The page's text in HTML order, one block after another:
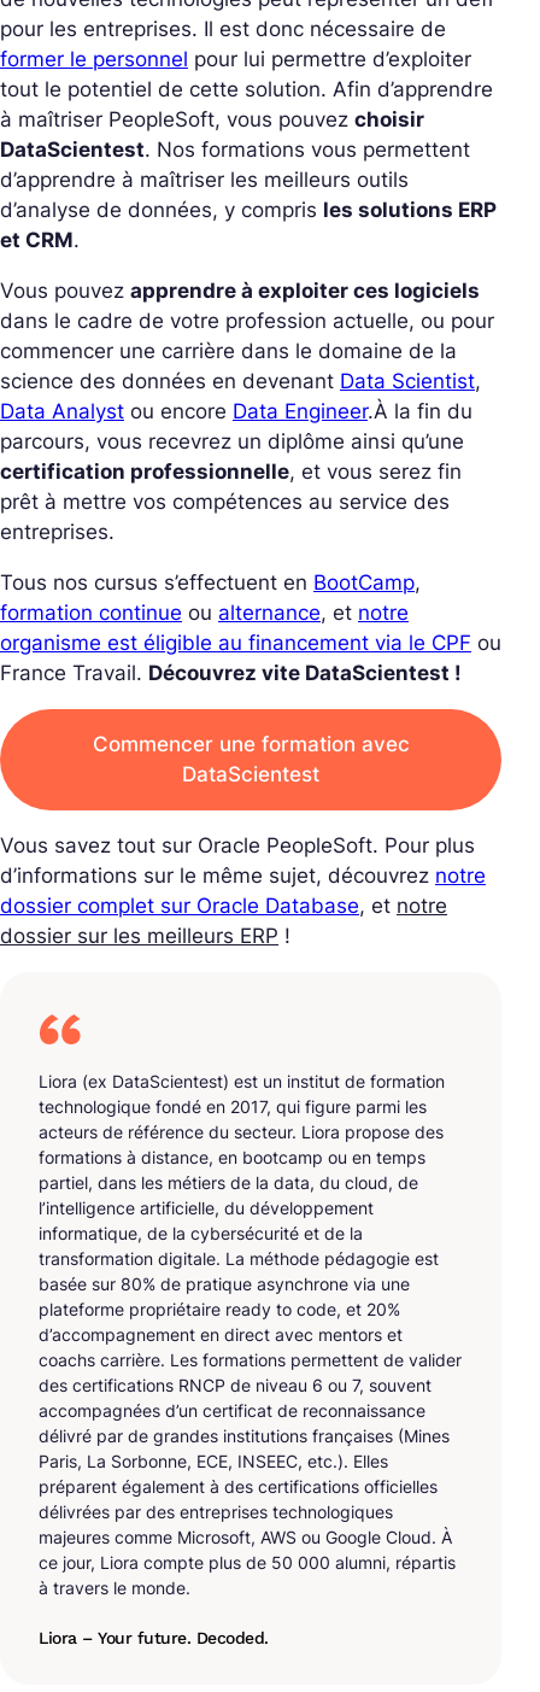
pour les entreprises. Il est donc nécessaire de
former le personnel pour lui permettre d’exploiter
tout le potentiel de cette solution. Afin d’apprendre
à maîtriser PeopleSoft, vous pouvez choisir
DataScientest. Nos formations vous permettent
d’apprendre à maîtriser les meilleurs outils
d’analyse de données, y compris les solutions ERP
et CRM.
Vous pouvez apprendre à exploiter ces logiciels
dans le cadre de votre profession actuelle, ou pour
commencer une carrière dans le domaine de la
science des données en devenant Data Scientist,
Data Analyst ou encore Data Engineer.À la fin du
parcours, vous recevrez un diplôme ainsi qu’une
certification professionnelle, et vous serez fin
prêt à mettre vos compétences au service des
entreprises.
Tous nos cursus s’effectuent en BootCamp,
formation continue ou alternance, et notre
organisme est éligible au financement via le CPF ou
France Travail. Découvrez vite DataScientest !
Commencer une formation avec
DataScientest
Vous savez tout sur Oracle PeopleSoft. Pour plus
d’informations sur le même sujet, découvrez notre
dossier complet sur Oracle Database, et notre
dossier sur les meilleurs ERP !
Liora (ex DataScientest) est un institut de formation
technologique fondé en 2017, qui figure parmi les
acteurs de référence du secteur. Liora propose des
formations à distance, en bootcamp ou en temps
partiel, dans les métiers de la data, du cloud, de
l’intelligence artificielle, du développement
informatique, de la cybersécurité et de la
transformation digitale. La méthode pédagogie est
basée sur 80% de pratique asynchrone via une
plateforme propriétaire ready to code, et 20%
d’accompagnement en direct avec mentors et
coachs carrière. Les formations permettent de valider
des certifications RNCP de niveau 6 ou 7, souvent
accompagnées d’un certificat de reconnaissance
délivré par de grandes institutions françaises (Mines
Paris, La Sorbonne, ECE, INSEEC, etc.). Elles
préparent également à des certifications officielles
délivrées par des entreprises technologiques
majeures comme Microsoft, AWS ou Google Cloud. À
ce jour, Liora compte plus de 50 000 alumni, répartis
à travers le monde.
Liora – Your future. Decoded.